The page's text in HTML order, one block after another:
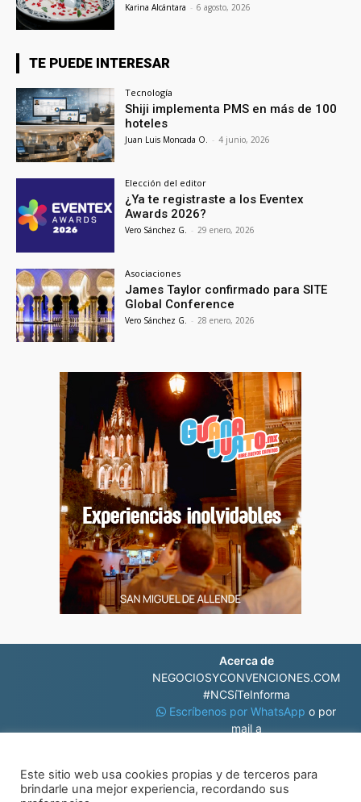
Karina Alcántara - 6 agosto, 2026
TE PUEDE INTERESAR
Tecnología
Shiji implementa PMS en más de 100
hoteles
Juan Luis Moncada O. - 4 junio, 2026
Elección del editor
¿Ya te registraste a los Eventex
Awards 2026?
Vero Sánchez G. - 29 enero, 2026
Asociaciones
James Taylor confirmado para SITE
Global Conference
Vero Sánchez G. - 28 enero, 2026
Acerca de
NEGOCIOSYCONVENCIONES.COM
#NCSíTeInforma
Escríbenos por WhatsAppo por
mail a
Este sitio web usa cookies propias y de terceros para
brindarle una mejor experiencia, recordando sus